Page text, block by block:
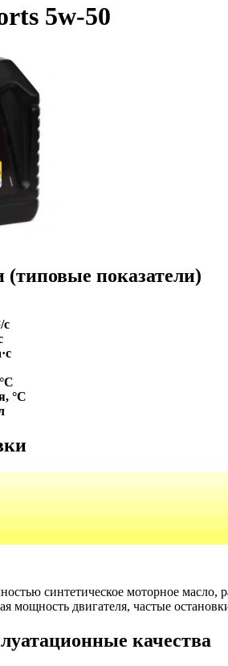
5w-50
(типовые показатели)
с
°C
синтетическое моторное масло,
мощность двигателя, частые
качества